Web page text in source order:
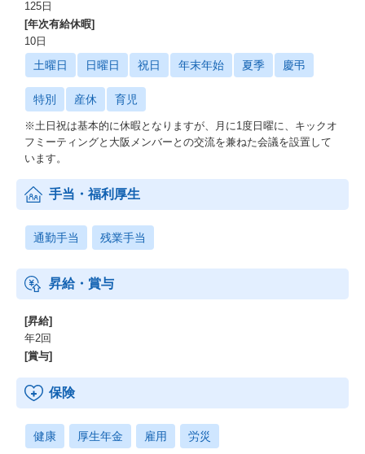
125日
[年次有給休暇]
10日
土曜日 日曜日 祝日 年末年始 夏季 慶弔
特別 産休 育児
※土日祝は基本的に休暇となりますが、月に1度日曜に、キックオ
フミーティングと大阪メンバーとの交流を兼ねた会議を設置して
います。
手当・福利厚生
通勤手当 残業手当
昇給・賞与
[昇給]
年2回
[賞与]
保険
健康 厚生年金 雇用 労災